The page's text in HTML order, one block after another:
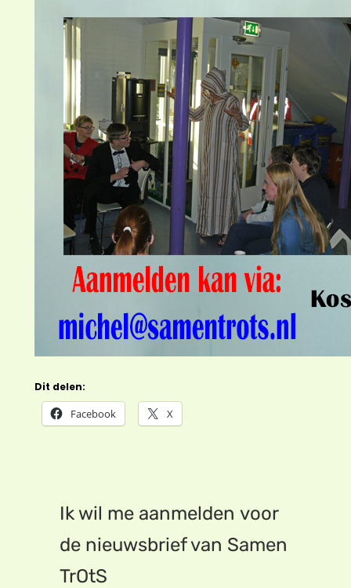
Dit delen:
Facebook X
Ik wil me aanmelden voor
de nieuwsbrief van Samen
TrOtS